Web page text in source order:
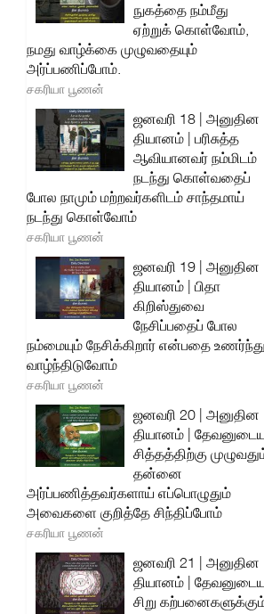
நுகத்தை நம்மீது
ஏற்றுக் கொள்வோம்,
நமது வாழ்க்கை முழுவதையும்
அர்ப்பணிப்போம்.
சகரியா பூணன்
ஜனவரி 18 | அனுதின
தியானம் | பரிசுத்த
ஆவியானவர் நம்மிடம்
நடந்து கொள்வதைப்
போல நாமும் மற்றவர்களிடம் சாந்தமாய்
நடந்து கொள்வோம்
சகரியா பூணன்
ஜனவரி 19 | அனுதின
தியானம் | பிதா
கிறிஸ்துவை
நேசிப்பதைப் போல
நம்மையும் நேசிக்கிறார் என்பதை உணர்ந்து
வாழ்ந்திடுவோம்
சகரியா பூணன்
ஜனவரி 20 | அனுதின
தியானம் |
சித்தத்திற்கு
தன்னை
அர்ப்பணித்தவர்களாய் எப்பொழுதும்
அவைகளை குறித்தே சிந்திப்போம்
சகரியா பூணன்
ஜனவரி 21 | அனுதின
தியானம் |
சிறு